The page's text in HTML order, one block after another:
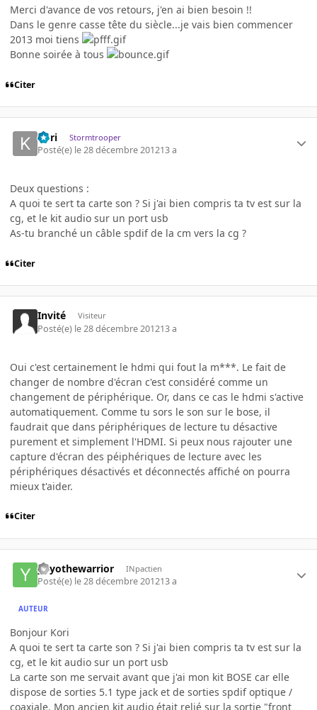
Merci d'avance de vos retours, j'en ai bien besoin !!
Dans le genre casse tête du siècle...je vais bien commencer
2013 moi tiens
Bonne soirée à tous
Citer
Kori Stormtrooper
Posté(e) le 28 décembre 201213 a
Deux questions :
A quoi te sert ta carte son ? Si j'ai bien compris ta tv est sur la
cg, et le kit audio sur un port usb
As-tu branché un câble spdif de la cm vers la cg ?
Citer
Invité Visiteur
Posté(e) le 28 décembre 201213 a
Oui c'est certainement le hdmi qui fout la m***. Le fait de
changer de nombre d'écran c'est considéré comme un
changement de périphérique. Or, dans ce cas le hdmi s'active
automatiquement. Comme tu sors le son sur le bose, il
faudrait que dans périphériques de lecture tu désactive
purement et simplement l'HDMI. Si peux nous rajouter une
capture d'écran des péiphériques de lecture avec les
périphériques désactivés et déconnectés affiché on pourra
mieux t'aider.
Citer
yoyothewarrior INpactien
Posté(e) le 28 décembre 201213 a
AUTEUR
Bonjour Kori
A quoi te sert ta carte son ? Si j'ai bien compris ta tv est sur la
cg, et le kit audio sur un port usb
La carte son me servait avant que j'ai mon kit BOSE car elle
dispose de sorties 5.1 type jack et de sorties spdif optique /
coaxiale. Mon ancien kit audio était relié sur la sortie "front